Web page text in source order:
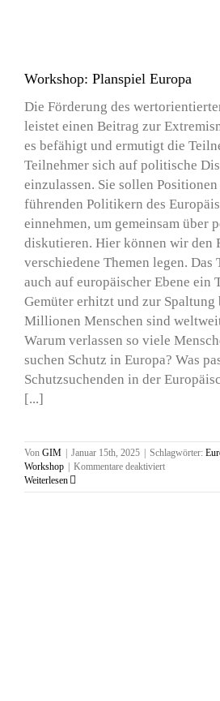
Workshop: Planspiel Europa
Die Förderung des
leistet einen Beitrag zur
es befähigt und ermutigt die
Teilnehmer sich auf politische
einzulassen. Sie sollen
führenden Politikern des
einnehmen, um gemeinsam über
diskutieren. Hier können wir den
verschiedene Themen legen.
auch auf europäischer Ebene ein
Gemüter erhitzt und zur Spaltung
Millionen Menschen sind
Warum verlassen so viele
suchen Schutz in Europa? Was
Schutzsuchenden in der
[...]
Von GIM Januar 15th, 2025 Schlagwörter:
Workshop
Kommentare deaktiviertfür
Planspiel
Weiterlesen